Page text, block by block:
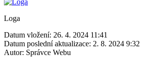
Loga
Datum vložení: 26. 4. 2024 11:41
Datum poslední aktualizace: 2. 8. 2024 9:32
Autor: Správce Webu